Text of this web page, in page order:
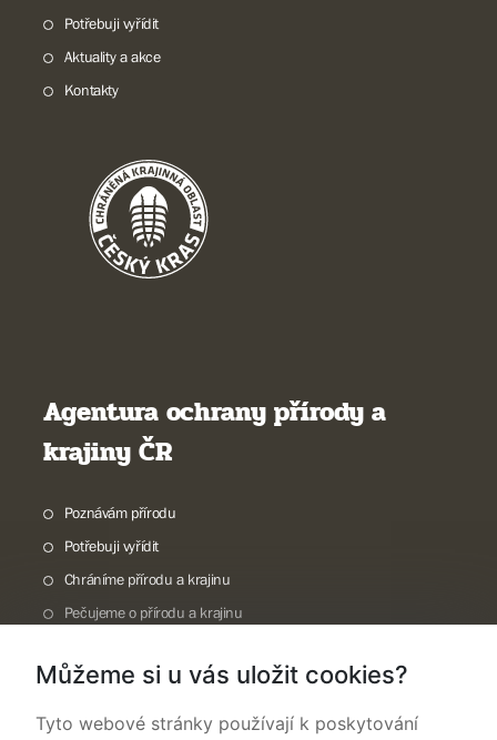
Potřebuji vyřídit
Aktuality a akce
Kontakty
Agentura ochrany přírody a
krajiny ČR
Poznávám přírodu
Potřebuji vyřídit
Chráníme přírodu a krajinu
Pečujeme o přírodu a krajinu
O nás
Můžeme si u vás uložit cookies?
Tyto webové stránky používají k poskytování